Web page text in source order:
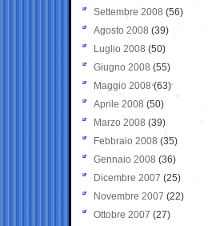
Settembre 2008 (56)
Agosto 2008 (39)
Luglio 2008 (50)
Giugno 2008 (55)
Maggio 2008(63)
Aprile 2008 (50)
Marzo 2008 (39)
Febbraio 2008 (35)
Gennaio 2008 (36)
Dicembre 2007 (25)
Novembre 2007 (22)
Ottobre 2007 (27)